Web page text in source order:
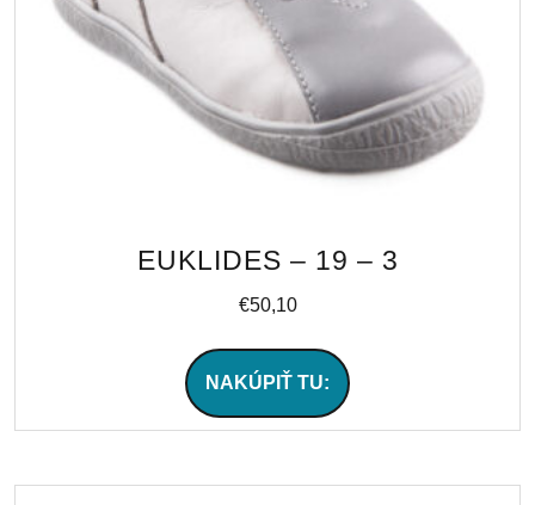
EUKLIDES – 19 – 3
€50,10
NAKÚPIŤ TU: